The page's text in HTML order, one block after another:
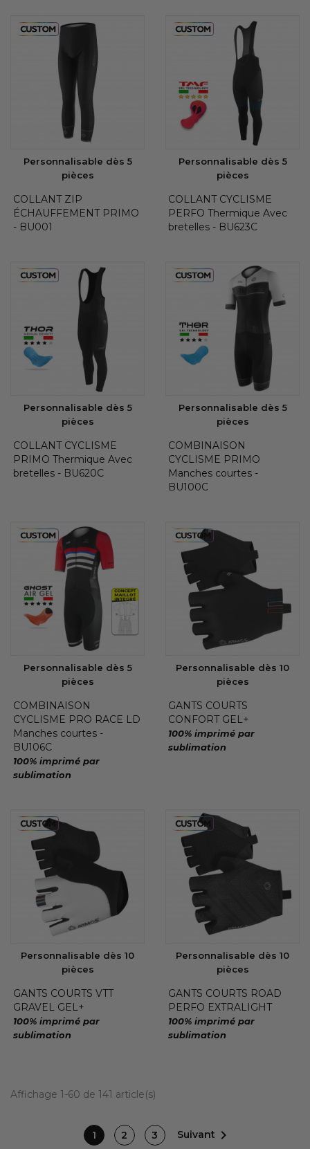
Personnalisable dès 5
pièces
COLLANT ZIP
ÉCHAUFFEMENT PRIMO
- BU001
Personnalisable dès 5
pièces
COLLANT CYCLISME
PERFO Thermique Avec
bretelles - BU623C
Personnalisable dès 5
pièces
COLLANT CYCLISME
PRIMO Thermique Avec
bretelles - BU620C
Personnalisable dès 5
pièces
COMBINAISON
CYCLISME PRIMO
Manches courtes -
BU100C
Personnalisable dès 5
pièces
COMBINAISON
CYCLISME PRO RACE LD
Manches courtes -
BU106C
100% imprimé par
sublimation
Personnalisable dès 10
pièces
GANTS COURTS
CONFORT GEL+
100% imprimé par
sublimation
Personnalisable dès 10
pièces
GANTS COURTS VTT
GRAVEL GEL+
100% imprimé par
sublimation
Personnalisable dès 10
pièces
GANTS COURTS ROAD
PERFO EXTRALIGHT
100% imprimé par
sublimation
Affichage 1-60 de 141 article(s)
1 2 3 Suivant 